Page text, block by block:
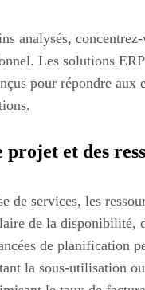
analysés,
Les solutions
pour répondre
projet et des
de services, les
de la disponibilité,
de planification
la sous-utilisation